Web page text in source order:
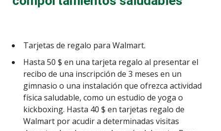
Tarjetas de regalo para Walmart.
Hasta 50 $ en una tarjeta regalo al presentar el
recibo de una inscripción de 3 meses en un
gimnasio o una instalación que ofrezca actividad
física saludable, como un estudio de yoga o
kickboxing. Hasta 40 $ en tarjetas regalo de
Walmart por acudir a determinadas visitas